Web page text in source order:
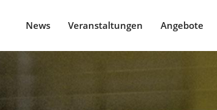
News Veranstaltungen Angebote